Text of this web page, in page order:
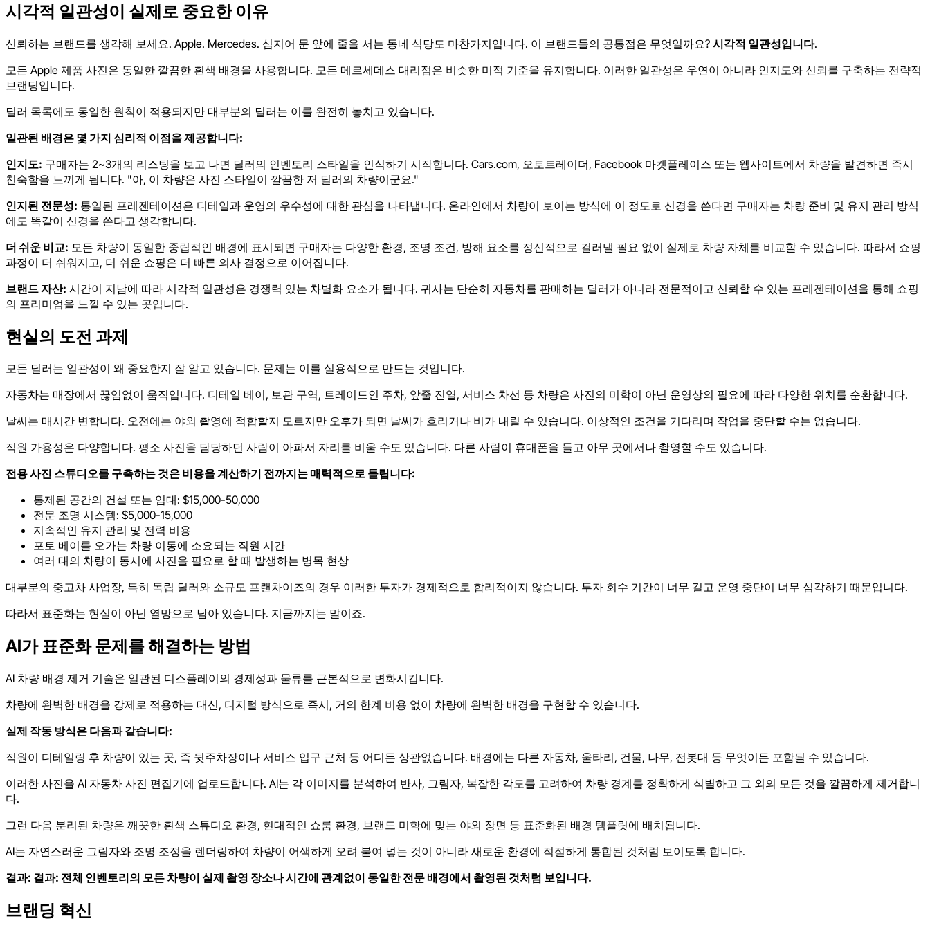
시각적 일관성이 실제로 중요한 이유
신뢰하는 브랜드를 생각해 보세요. Apple. Mercedes. 심지어 문 앞에 줄을 서는 동네 식당도 마찬가지입니다. 이 브랜드들의 공통점은 무엇일까요? 시각적 일관성입니다.
모든 Apple 제품 사진은 동일한 깔끔한 흰색 배경을 사용합니다. 모든 메르세데스 대리점은 비슷한 미적 기준을 유지합니다. 이러한 일관성은 우연이 아니라 인지도와 신뢰를 구축하는 전략적
브랜딩입니다.
딜러 목록에도 동일한 원칙이 적용되지만 대부분의 딜러는 이를 완전히 놓치고 있습니다.
일관된 배경은 몇 가지 심리적 이점을 제공합니다:
인지도: 구매자는 2~3개의 리스팅을 보고 나면 딜러의 인벤토리 스타일을 인식하기 시작합니다. Cars.com, 오토트레이더, Facebook 마켓플레이스 또는 웹사이트에서 차량을 발견하면 즉시
친숙함을 느끼게 됩니다. "아, 이 차량은 사진 스타일이 깔끔한 저 딜러의 차량이군요."
인지된 전문성: 통일된 프레젠테이션은 디테일과 운영의 우수성에 대한 관심을 나타냅니다. 온라인에서 차량이 보이는 방식에 이 정도로 신경을 쓴다면 구매자는 차량 준비 및 유지 관리 방식
에도 똑같이 신경을 쓴다고 생각합니다.
더 쉬운 비교: 모든 차량이 동일한 중립적인 배경에 표시되면 구매자는 다양한 환경, 조명 조건, 방해 요소를 정신적으로 걸러낼 필요 없이 실제로 차량 자체를 비교할 수 있습니다. 따라서 쇼핑
과정이 더 쉬워지고, 더 쉬운 쇼핑은 더 빠른 의사 결정으로 이어집니다.
브랜드 자산: 시간이 지남에 따라 시각적 일관성은 경쟁력 있는 차별화 요소가 됩니다. 귀사는 단순히 자동차를 판매하는 딜러가 아니라 전문적이고 신뢰할 수 있는 프레젠테이션을 통해 쇼핑
의 프리미엄을 느낄 수 있는 곳입니다.
현실의 도전 과제
모든 딜러는 일관성이 왜 중요한지 잘 알고 있습니다. 문제는 이를 실용적으로 만드는 것입니다.
자동차는 매장에서 끊임없이 움직입니다. 디테일 베이, 보관 구역, 트레이드인 주차, 앞줄 진열, 서비스 차선 등 차량은 사진의 미학이 아닌 운영상의 필요에 따라 다양한 위치를 순환합니다.
날씨는 매시간 변합니다. 오전에는 야외 촬영에 적합할지 모르지만 오후가 되면 날씨가 흐리거나 비가 내릴 수 있습니다. 이상적인 조건을 기다리며 작업을 중단할 수는 없습니다.
직원 가용성은 다양합니다. 평소 사진을 담당하던 사람이 아파서 자리를 비울 수도 있습니다. 다른 사람이 휴대폰을 들고 아무 곳에서나 촬영할 수도 있습니다.
전용 사진 스튜디오를 구축하는 것은 비용을 계산하기 전까지는 매력적으로 들립니다:
통제된 공간의 건설 또는 임대: $15,000-50,000
전문 조명 시스템: $5,000-15,000
지속적인 유지 관리 및 전력 비용
포토 베이를 오가는 차량 이동에 소요되는 직원 시간
여러 대의 차량이 동시에 사진을 필요로 할 때 발생하는 병목 현상
대부분의 중고차 사업장, 특히 독립 딜러와 소규모 프랜차이즈의 경우 이러한 투자가 경제적으로 합리적이지 않습니다. 투자 회수 기간이 너무 길고 운영 중단이 너무 심각하기 때문입니다.
따라서 표준화는 현실이 아닌 열망으로 남아 있습니다. 지금까지는 말이죠.
AI가 표준화 문제를 해결하는 방법
AI 차량 배경 제거 기술은 일관된 디스플레이의 경제성과 물류를 근본적으로 변화시킵니다.
차량에 완벽한 배경을 강제로 적용하는 대신, 디지털 방식으로 즉시, 거의 한계 비용 없이 차량에 완벽한 배경을 구현할 수 있습니다.
실제 작동 방식은 다음과 같습니다:
직원이 디테일링 후 차량이 있는 곳, 즉 뒷주차장이나 서비스 입구 근처 등 어디든 상관없습니다. 배경에는 다른 자동차, 울타리, 건물, 나무, 전봇대 등 무엇이든 포함될 수 있습니다.
이러한 사진을 AI 자동차 사진 편집기에 업로드합니다. AI는 각 이미지를 분석하여 반사, 그림자, 복잡한 각도를 고려하여 차량 경계를 정확하게 식별하고 그 외의 모든 것을 깔끔하게 제거합니
다.
그런 다음 분리된 차량은 깨끗한 흰색 스튜디오 환경, 현대적인 쇼룸 환경, 브랜드 미학에 맞는 야외 장면 등 표준화된 배경 템플릿에 배치됩니다.
AI는 자연스러운 그림자와 조명 조정을 렌더링하여 차량이 어색하게 오려 붙여 넣는 것이 아니라 새로운 환경에 적절하게 통합된 것처럼 보이도록 합니다.
결과: 결과: 전체 인벤토리의 모든 차량이 실제 촬영 장소나 시간에 관계없이 동일한 전문 배경에서 촬영된 것처럼 보입니다.
브랜딩 혁신